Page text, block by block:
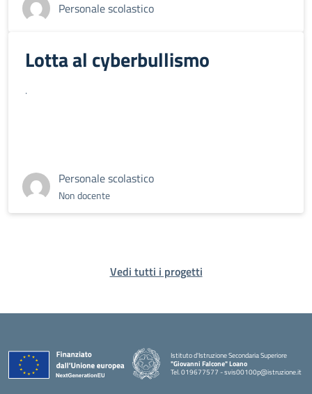
Personale scolastico
Lotta al cyberbullismo
.
Personale scolastico
Non docente
Vedi tutti i progetti
Istituto d'Istruzione Secondaria Superiore
"Giovanni Falcone" Loano
Tel. 019677577 - svis00100p@istruzione.it
— Visita la pagina iniziale della scuola